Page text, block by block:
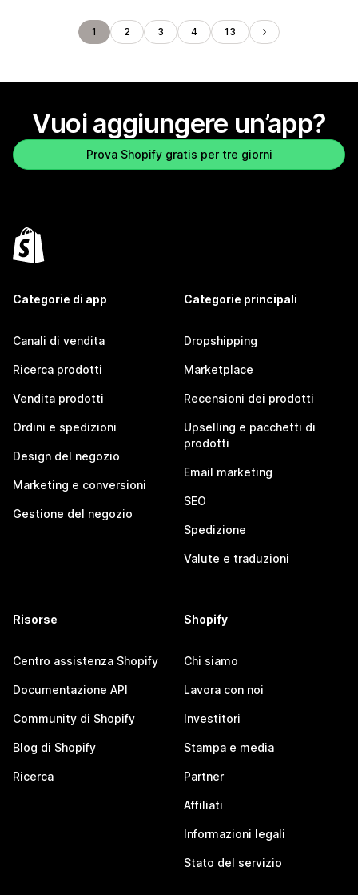
1 2 3 4 13
Vuoi aggiungere un’app?
Prova Shopify gratis per tre giorni
Categorie di app
Canali di vendita
Ricerca prodotti
Vendita prodotti
Ordini e spedizioni
Design del negozio
Marketing e conversioni
Gestione del negozio
Categorie principali
Dropshipping
Marketplace
Recensioni dei prodotti
Upselling e pacchetti di
prodotti
Email marketing
SEO
Spedizione
Valute e traduzioni
Risorse
Centro assistenza Shopify
Documentazione API
Community di Shopify
Blog di Shopify
Ricerca
Shopify
Chi siamo
Lavora con noi
Investitori
Stampa e media
Partner
Affiliati
Informazioni legali
Stato del servizio